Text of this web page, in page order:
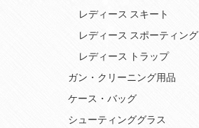
レディース スキート
レディース スポーティング
レディース トラップ
ガン・クリーニング用品
ケース・バッグ
シューティンググラス